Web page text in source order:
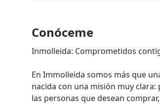
Conóceme
Inmolleida: Comprometidos
En Immolleida somos más que
nacida con una misión muy
las personas que desean